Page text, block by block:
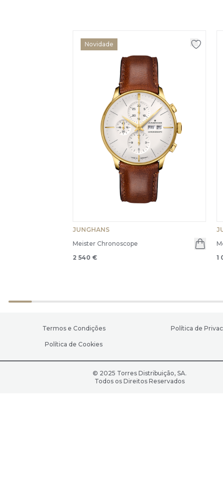
Novidade
JUNGHANS
Meister Chronoscope
2 540 €
1
Termos e Condições Política de
Política de Cookies
© 2025 Torres Distribuição, SA.
Todos os Direitos Reservados